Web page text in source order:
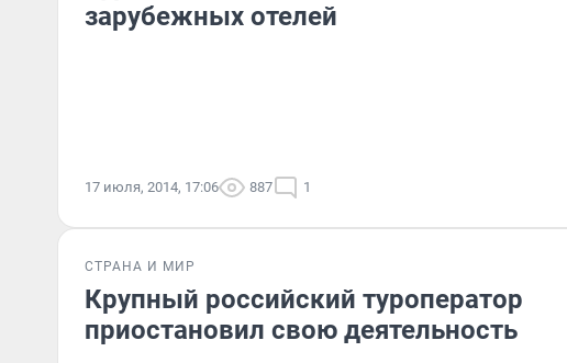
зарубежных отелей
17 июля, 2014, 17:06 887 1
СТРАНА И МИР
Крупный российский туроператор
приостановил свою деятельность